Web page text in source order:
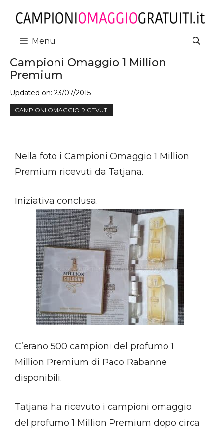
contenuto
Menu
Campioni Omaggio 1 Million
Premium
Updated on: 23/07/2015
CAMPIONI OMAGGIO RICEVUTI
Nella foto i Campioni Omaggio 1 Million
Premium ricevuti da Tatjana.
Iniziativa conclusa.
C’erano 500 campioni del profumo 1
Million Premium di Paco Rabanne
disponibili.
Tatjana ha ricevuto i campioni omaggio
del profumo 1 Million Premium dopo circa